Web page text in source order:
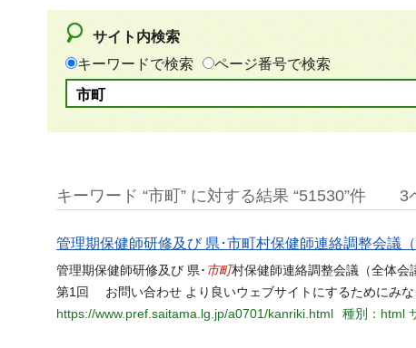
サイト内検索
キーワードで検索
ページ番号で検索
キーワード “市町” に対する結果 “51530”件 3
管理期保健師研修及び 県･市町村保健師連絡調整会議（
管理期保健師研修及び 県･ 市町村保健師連絡調整会議（全体会
第1回 お問い合わせ より良いウェブサイトにするためにみな
https://www.pref.saitama.lg.jp/a0701/kanriki.html
種別：html